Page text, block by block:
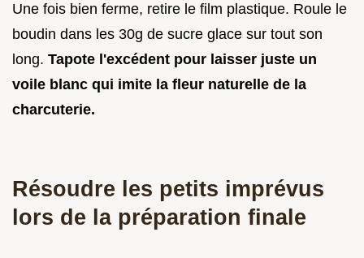
Une fois bien ferme, retire le film plastique. Roule le
boudin dans les 30g de sucre glace sur tout son
long. Tapote l'excédent pour laisser juste un
voile blanc qui imite la fleur naturelle de la
charcuterie.
Résoudre les petits imprévus
lors de la préparation finale